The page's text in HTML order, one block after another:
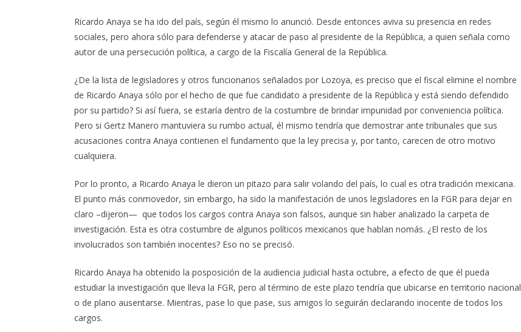
Ricardo Anaya se ha ido del país, según él mismo lo anunció. Desde entonces aviva su presencia en redes
sociales, pero ahora sólo para defenderse y atacar de paso al presidente de la República, a quien señala como
autor de una persecución política, a cargo de la Fiscalía General de la República.
¿De la lista de legisladores y otros funcionarios señalados por Lozoya, es preciso que el fiscal elimine el nombre
de Ricardo Anaya sólo por el hecho de que fue candidato a presidente de la República y está siendo defendido
por su partido? Si así fuera, se estaría dentro de la costumbre de brindar impunidad por conveniencia política.
Pero si Gertz Manero mantuviera su rumbo actual, él mismo tendría que demostrar ante tribunales que sus
acusaciones contra Anaya contienen el fundamento que la ley precisa y, por tanto, carecen de otro motivo
cualquiera.
Por lo pronto, a Ricardo Anaya le dieron un pitazo para salir volando del país, lo cual es otra tradición mexicana.
El punto más conmovedor, sin embargo, ha sido la manifestación de unos legisladores en la FGR para dejar en
claro –dijeron— que todos los cargos contra Anaya son falsos, aunque sin haber analizado la carpeta de
investigación. Esta es otra costumbre de algunos políticos mexicanos que hablan nomás. ¿El resto de los
involucrados son también inocentes? Eso no se precisó.
Ricardo Anaya ha obtenido la posposición de la audiencia judicial hasta octubre, a efecto de que él pueda
estudiar la investigación que lleva la FGR, pero al término de este plazo tendría que ubicarse en territorio nacional
o de plano ausentarse. Mientras, pase lo que pase, sus amigos lo seguirán declarando inocente de todos los
cargos.